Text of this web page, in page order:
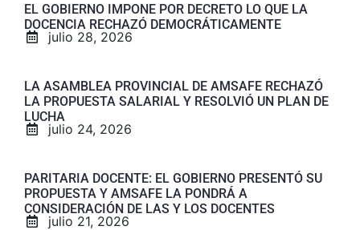
EL GOBIERNO IMPONE POR DECRETO LO QUE LA
DOCENCIA RECHAZÓ DEMOCRÁTICAMENTE
julio 28, 2026
LA ASAMBLEA PROVINCIAL DE AMSAFE RECHAZÓ
LA PROPUESTA SALARIAL Y RESOLVIÓ UN PLAN DE
LUCHA
julio 24, 2026
PARITARIA DOCENTE: EL GOBIERNO PRESENTÓ SU
PROPUESTA Y AMSAFE LA PONDRÁ A
CONSIDERACIÓN DE LAS Y LOS DOCENTES
julio 21, 2026